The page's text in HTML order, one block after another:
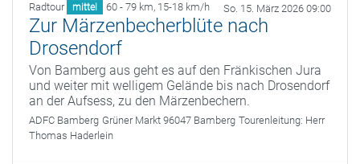
Radtour mittel 60 - 79 km, 15-18 km/h So. 15. März 2026 09:00
Zur Märzenbecherblüte nach
Drosendorf
Von Bamberg aus geht es auf den Fränkischen Jura
und weiter mit welligem Gelände bis nach Drosendorf
an der Aufsess, zu den Märzenbechern.
ADFC Bamberg Grüner Markt 96047 Bamberg Tourenleitung: Herr
Thomas Haderlein